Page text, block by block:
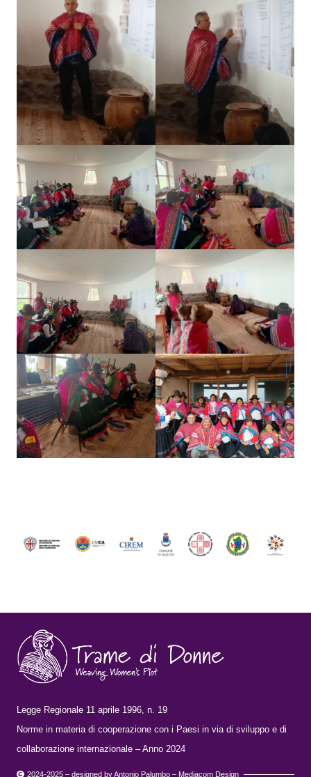
Legge Regionale 11 aprile 1996, n. 19
Norme in materia di cooperazione con i Paesi in via di sviluppo e di
collaborazione internazionale – Anno 2024
2024-2025 – designed by Antonio Palumbo – Mediacom Design